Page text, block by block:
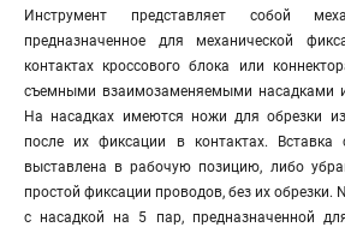
Инструмент представляет собой
предназначенное для механической
контактах кроссового блока или
съемными взаимозаменяемыми насадками
На насадках имеются ножи для обрезки
после их фиксации в контактах.
выставлена в рабочую позицию, либо
простой фиксации проводов, без их обрезки.
с насадкой на 5 пар, предназначенной